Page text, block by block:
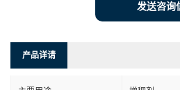
发送咨询
产品详请